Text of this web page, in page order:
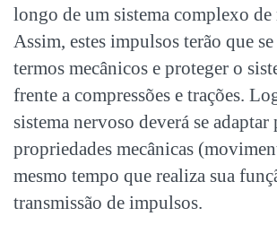
longo de um sistema complexo
Assim, estes impulsos terão que
termos mecânicos e proteger o
frente a compressões e trações.
sistema nervoso deverá se adaptar
propriedades mecânicas
mesmo tempo que realiza sua
transmissão de impulsos.